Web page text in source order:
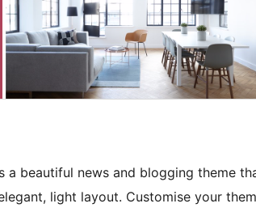
a beautiful news and blogging theme
light layout. Customise your